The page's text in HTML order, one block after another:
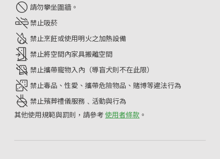
請勿攀坐圍牆。
禁止吸菸
禁止烹飪或使用明火之加熱設備
禁止將空間內家具搬離空間
禁止攜帶寵物入內（導盲犬則不在此限）
禁止毒品、性愛、攜帶危險物品、賭博等違法行為
禁止殯葬禮儀服務﹑活動與行為
其他使用規範與罰則，請參考使用者條款 。